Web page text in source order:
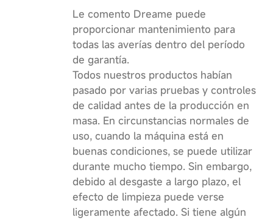
Le comento Dreame puede
proporcionar mantenimiento para
todas las averías dentro del período
de garantía.
Todos nuestros productos habían
pasado por varias pruebas y controles
de calidad antes de la producción en
masa. En circunstancias normales de
uso, cuando la máquina está en
buenas condiciones, se puede utilizar
durante mucho tiempo. Sin embargo,
debido al desgaste a largo plazo, el
efecto de limpieza puede verse
ligeramente afectado. Si tiene algún